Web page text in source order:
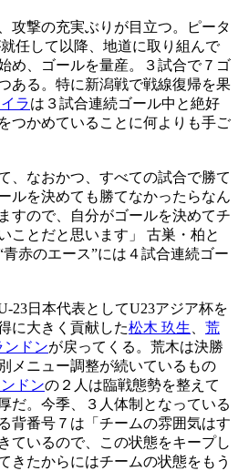
攻撃の充実ぶりが目立つ。ピータ
任して以降、地道に取り組んで
め、ゴールを量産。３試合で７ゴ
ある。特に新潟戦で戦線復帰を果
ラは３試合連続ゴール中と絶好
つかめていることに何よりも手ご
、なおかつ、すべての試合で勝て
ルを決めても勝てなかったらなん
すので、自分がゴールを決めてチ
ことだと思います」 古巣・柏と
赤のエース”には４試合連続ゴー
23日本代表としてU23アジア杯を
に大きく貢献した松木 玖生
荒
ンドンが戻ってくる。荒木は決勝
メニュー調整が続いているもの
ドンの２人は臨戦態勢を整えて
だ。今季、３人体制となっている
背番号７は「チームの雰囲気はす
ているので、この状態をキープし
きたからにはチームの状態をもう